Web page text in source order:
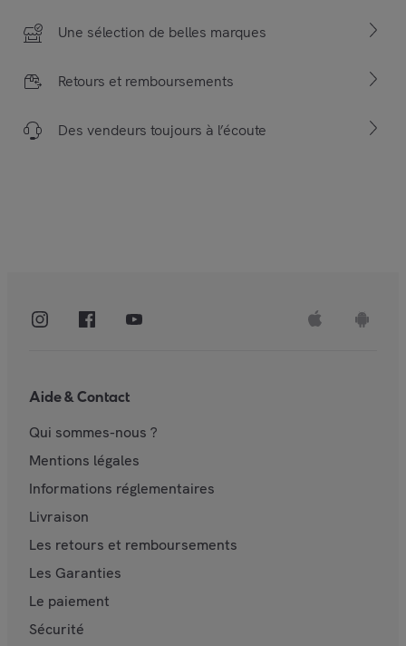
Une sélection de belles marques
Retours et remboursements
Des vendeurs toujours à l’écoute
Aide & Contact
Qui sommes-nous ?
Mentions légales
Informations réglementaires
Livraison
Les retours et remboursements
Les Garanties
Le paiement
Sécurité